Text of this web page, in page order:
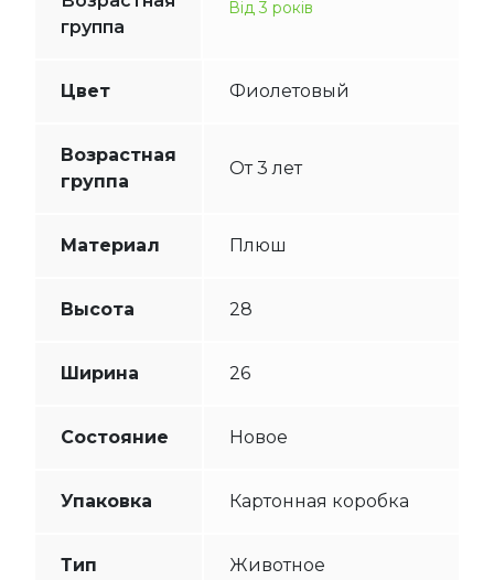
группа
Від 3 років
Цвет Фиолетовый
Возрастная
группа
От 3 лет
Материал Плюш
Высота 28
Ширина 26
Состояние Новое
Упаковка Картонная коробка
Тип Животное